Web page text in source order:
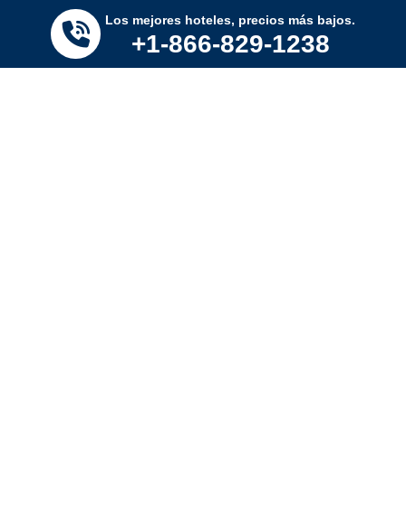
Ofertas de hotelextendidaslos viernes. Reserva hoy,
ahorra mañana.Haz clic aquí.
Los mejores hoteles, precios más bajos.
+1-866-829-1238